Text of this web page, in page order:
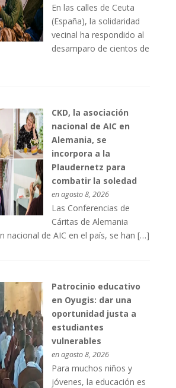
En las calles de Ceuta
(España), la solidaridad
vecinal ha respondido al
desamparo de cientos de
CKD, la asociación
nacional de AIC en
Alemania, se
incorpora a la
Plaudernetz para
combatir la soledad
en agosto 8, 2026
Las Conferencias de
Cáritas de Alemania
nacional de AIC en el país, se han […]
Patrocinio educativo
en Oyugis: dar una
oportunidad justa a
estudiantes
vulnerables
en agosto 8, 2026
Para muchos niños y
jóvenes, la educación es